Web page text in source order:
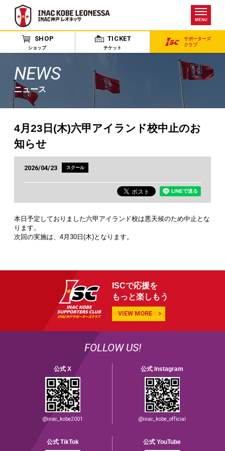
MENU
SHOP
ショップ
TICKET
チケット
サポーターズ
クラブ
NEWS
ニュース
4月23日(木)六甲アイランド校中止のお
知らせ
2026/04/23 スクール
本日予定しておりました六甲アイランド校は悪天候のため中止とな
ります。
次回の実施は、4月30日(木)となります。
ISCで応援を
もっと楽しもう
VIEW MORE
FOLLOW US!
公式 X
@inac_kobe2001
公式 Instagram
@inac_kobe_official
公式 TikTok 公式 YouTube